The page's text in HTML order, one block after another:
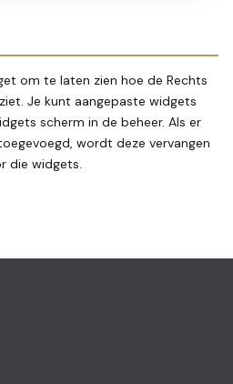
om te laten zien hoe de Rechts
Je kunt aangepaste widgets
scherm in de beheer. Als er
wordt deze vervangen
die widgets.